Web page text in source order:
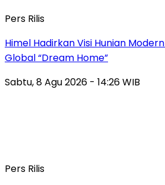
Pers Rilis
Himel Hadirkan Visi Hunian
Global “Dream Home”
Sabtu, 8 Agu 2026 - 14:26 WIB
Pers Rilis